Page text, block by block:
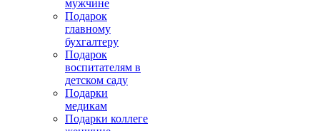
мужчине
Подарок
главному
бухгалтеру
Подарок
воспитателям в
детском саду
Подарки
медикам
Подарки коллеге